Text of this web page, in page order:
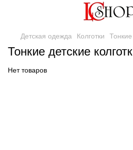
Детская одежда Колготки Тонкие
Тонкие детские
Нет товаров